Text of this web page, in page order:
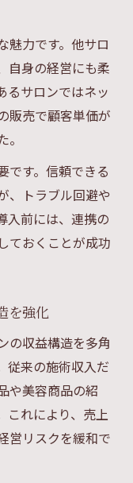
ステの選び方
するサロンの
効果的な選定
ァンを増やす
ランド力を強
を高めるポイ
ビジネスの見
法律リスク解
テの法的違い
魅力です。他サロ
自身の経営にも柔
るサロンではネッ
販売で顧客単価が
です。信頼できる
、トラブル回避や
入前には、連携の
ておくことが成功
を強化
の収益構造を多角
従来の施術収入だ
や美容商品の紹
これにより、売上
営リスクを緩和で